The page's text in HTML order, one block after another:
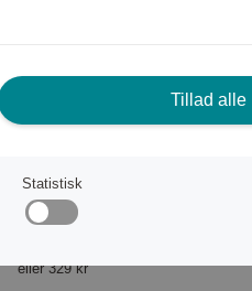
Balance Board II Sort
Casall
eller 329 kr
Tillad alle
Statistisk